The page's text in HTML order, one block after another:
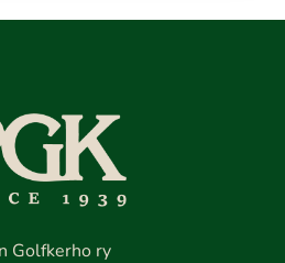
Golfkerho ry